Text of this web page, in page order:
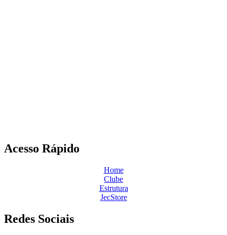
Acesso Rápido
Home
Clube
Estrutura
JecStore
Redes Sociais